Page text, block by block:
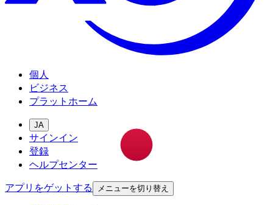
個人
ビジネス
プラットホーム
JA
サインイン
登録
ヘルプセンター
アプリをゲットする
メニューを切り替え